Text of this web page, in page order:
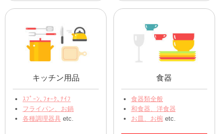
キッチン用品
ｽﾌﾟｰﾝ､ﾌｫｰｸ､ﾅｲﾌ
フライパン、お鍋
各種調理器具 etc.
食器
食器類全般
和食器、洋食器
お皿、お椀etc.